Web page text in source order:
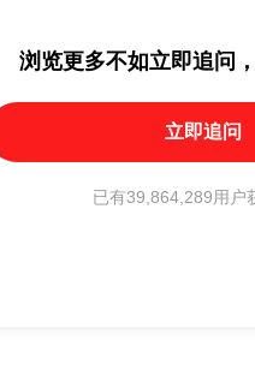
浏览更多不如立即追问
立即追问
已有39,864,289用户